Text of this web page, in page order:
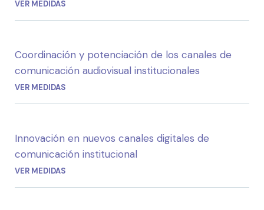
VER MEDIDAS
Coordinación y potenciación de los canales de
comunicación audiovisual institucionales
VER MEDIDAS
Innovación en nuevos canales digitales de
comunicación institucional
VER MEDIDAS